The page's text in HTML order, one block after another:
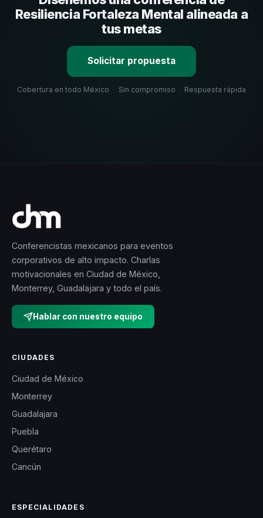
selección estratégica basada en estos criterios.
Resiliencia Fortaleza Mental alineada a
tus metas
Solicitar propuesta
Cobertura en todo México · Sin compromiso · Respuesta rápida
Conferencistas mexicanos para eventos
corporativos de alto impacto. Charlas
motivacionales en Ciudad de México,
Monterrey, Guadalajara y todo el país.
Hablar con nuestro equipo
CIUDADES
Ciudad de México
Monterrey
Guadalajara
Puebla
Querétaro
Cancún
ESPECIALIDADES